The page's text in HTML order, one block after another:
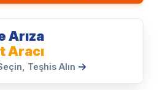
Arıza
Aracı
Teşhis Alın